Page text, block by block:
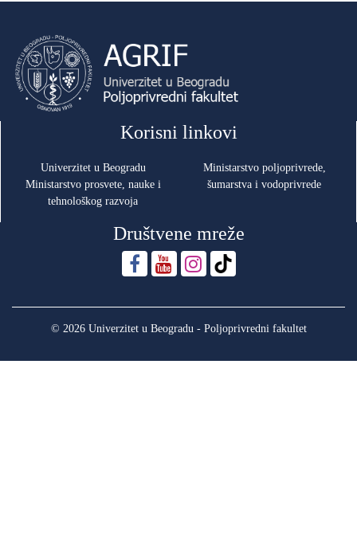
Korisni linkovi
Univerzitet u Beogradu
Ministarstvo prosvete, nauke i
tehnološkog razvoja
Ministarstvo poljoprivrede,
šumarstva i vodoprivrede
Društvene mreže
© 2026 Univerzitet u Beogradu - Poljoprivredni fakultet